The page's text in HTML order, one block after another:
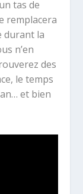
tas de
remplacera
durant la
n’en
des
le temps
et bien